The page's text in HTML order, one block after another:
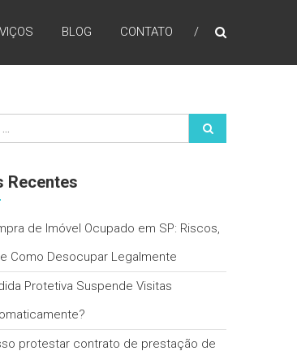
BLOG CONTATO
Recentes
de Imóvel Ocupado em SP: Riscos,
Como Desocupar Legalmente
Protetiva Suspende Visitas
protestar contrato de prestação de